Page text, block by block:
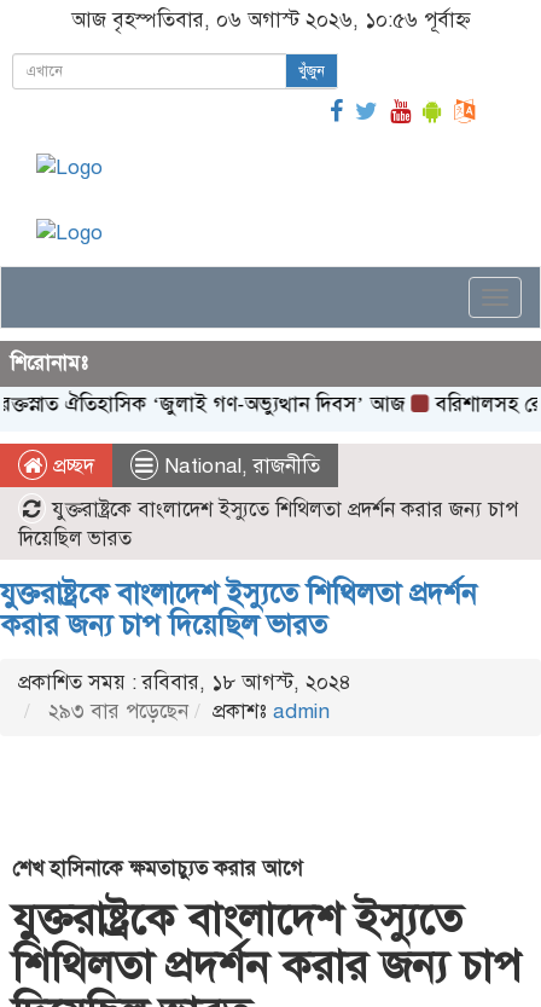
আজ বৃহস্পতিবার, ০৬ অগাস্ট ২০২৬, ১০:৫৬ পূর্বাহ্ন
খুঁজুন
শিরোনামঃ
ঐতিহাসিক ‌‘জুলাই গণ-অভ্যুত্থান দিবস’ আজ
বরিশালসহ রেলসেবা
প্রচ্ছদ National,রাজনীতি
যুক্তরাষ্ট্রকে বাংলাদেশ ইস্যুতে শিথিলতা প্রদর্শন করার জন্য চাপ
দিয়েছিল ভারত
যুক্তরাষ্ট্রকে বাংলাদেশ ইস্যুতে শিথিলতা প্রদর্শন
করার জন্য চাপ দিয়েছিল ভারত
প্রকাশিত সময় : রবিবার, ১৮ আগস্ট, ২০২৪
২৯৩ বার পড়েছেন
প্রকাশঃ admin
শেখ হাসিনাকে ক্ষমতাচ্যুত করার আগে
যুক্তরাষ্ট্রকে বাংলাদেশ ইস্যুতে
শিথিলতা প্রদর্শন করার জন্য চাপ